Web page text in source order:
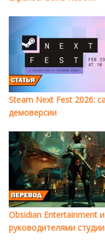
Steam Next Fest 2026:
демоверсии
Obsidian Entertainment
руководителями